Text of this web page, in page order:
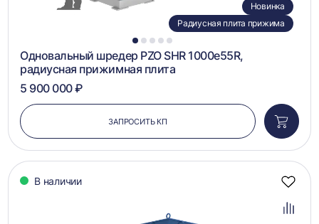
1 2 3 4 5
Новинка
Радиусная плита прижима
Одновальный шредер PZO SHR 1000e55R,
радиусная прижимная плита
5 900 000 ₽
ЗАПРОСИТЬ КП
в
В наличии